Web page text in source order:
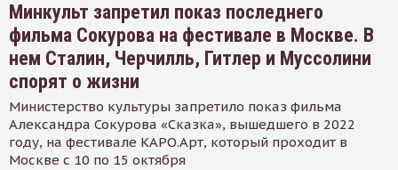
Минкульт запретил показ последнего
фильма Сокурова на фестивале в Москве. В
нем Сталин, Черчилль, Гитлер и Муссолини
спорят о жизни
Министерство культуры запретило показ фильма
Александра Сокурова «Сказка», вышедшего в 2022
году, на фестивале КАРО.Арт, который проходит в
Москве с 10 по 15 октября